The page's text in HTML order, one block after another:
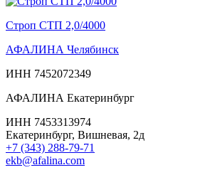
Строп СТП 2,0/4000
АФАЛИНА Челябинск
ИНН 7452072349
АФАЛИНА Екатеринбург
ИНН 7453313974
Екатеринбург, Вишневая, 2д
+7 (343) 288-79-71
ekb@afalina.com